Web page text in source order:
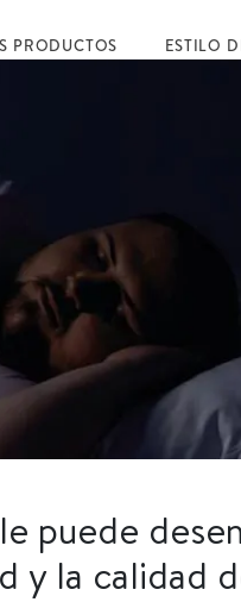
PRODUCTOS ESTILO
puede
y la calidad